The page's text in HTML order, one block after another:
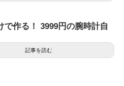
で作る！ 3999円の腕時計自
記事を読む